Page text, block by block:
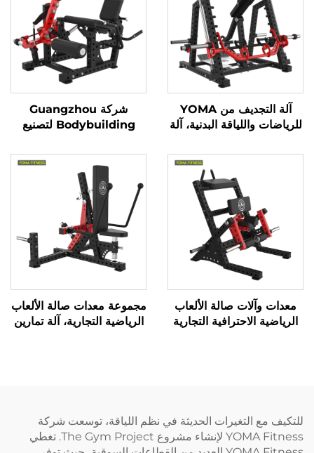
آلة التجديف من YOMA
للرياضات واللياقة البدنية، آلة
التغذية الراجعة الجيدة،
معدات صالات رياضية
للمحترفين لممارسة التمارين
الرياضية لبناء العضلات
شركة Guangzhou
Bodybuilding لتصنيع
الثقيلة YOMA Fitness
معدات رياضية آلة ثني وتمديد
الساقين للقوة
معدات وآلات صالة الألعاب
الرياضية الاحترافية التجارية
مجموعة معدات صالة الألعاب
الرياضية التجارية، آلة تمارين
للتكيف مع التغيرات الحديثة في نظم اللياقة، توسعت شركة
YOMA Fitness لإنشاء مشروع The Gym Project. تغطي